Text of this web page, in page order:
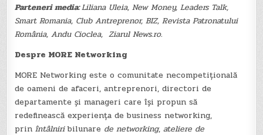
Parteneri media:Liliana Uleia, New Money, Leaders Talk,
Smart Romania, Club Antreprenor, BIZ, Revista Patronatului
România, Andu Cioclea, Ziarul News.ro.
Despre MORE Networking
MORE Networking este o comunitate necompetițională
de oameni de afaceri, antreprenori, directori de
departamente și manageri care își propun să
redefinească experiența de business networking,
prinîntâlniribilunare de networking,ateliere de